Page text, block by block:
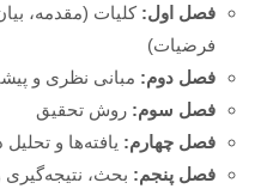
فصل اول: کلیات (مقدمه،
فرضیات)
فصل دوم: مبانی نظری و
فصل سوم: روش تحقیق
فصل چهارم: یافته‌ها و تحلیل
فصل پنجم: بحث، نتیجه‌گیری